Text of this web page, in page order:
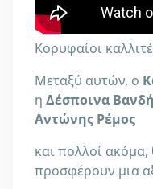
Κορυφαίοι
Μεταξύ αυτών, ο
η Δέσποινα Βανδή
Αντώνης Ρέμος
και πολλοί ακόμα,
προσφέρουν μια